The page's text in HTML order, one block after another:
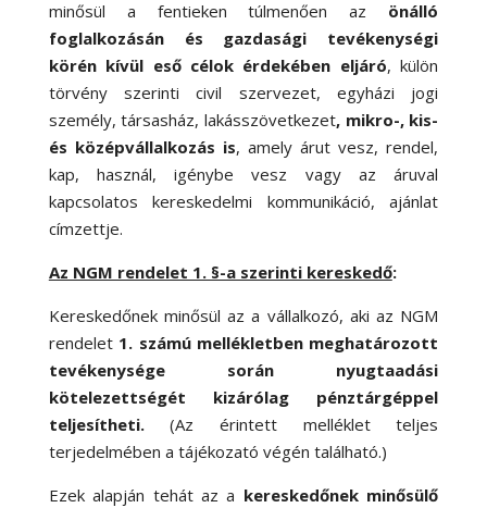
minősül a fentieken túlmenően az önálló
foglalkozásán és gazdasági tevékenységi
körén kívül eső célok érdekében eljáró, külön
törvény szerinti civil szervezet, egyházi jogi
személy, társasház, lakásszövetkezet, mikro-, kis-
és középvállalkozás is, amely árut vesz, rendel,
kap, használ, igénybe vesz vagy az áruval
kapcsolatos kereskedelmi kommunikáció, ajánlat
címzettje.
Az NGM rendelet 1. §-a szerinti kereskedő:
Kereskedőnek minősül az a vállalkozó, aki az NGM
rendelet 1. számú mellékletben meghatározott
tevékenysége során nyugtaadási
kötelezettségét kizárólag pénztárgéppel
teljesítheti.(Az érintett melléklet teljes
terjedelmében a tájékozató végén található.)
Ezek alapján tehát az a kereskedőnek minősülő